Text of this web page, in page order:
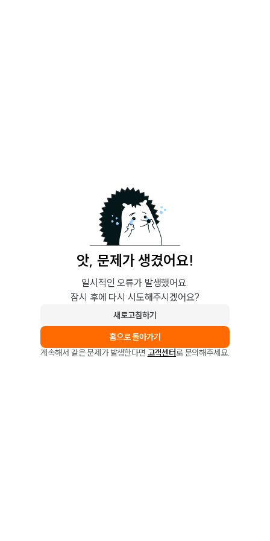
앗, 문제가 생겼어요!
일시적인 오류가 발생했어요.
잠시 후에 다시 시도해주시겠어요?
새로고침하기
홈으로 돌아가기
계속해서 같은 문제가 발생한다면 고객센터로 문의해주세요.